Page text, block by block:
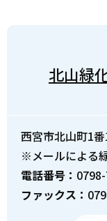
北山緑
西宮市北山町1
※メールによる
電話番号：
ファックス：